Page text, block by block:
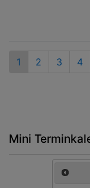
Aktuelle
1 Seite
2 Seite
3 4
Mini